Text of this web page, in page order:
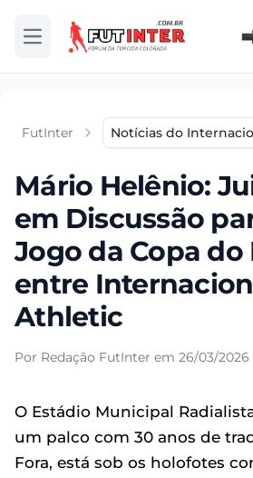
Abrir menu
FutInter Notícias do
Mário Helênio:
em Discussão
Jogo da Copa do
entre
Athletic
Por Redação FutInter em 26/03/2026
O Estádio Municipal
um palco com 30 anos de
Fora, está sob os holofotes